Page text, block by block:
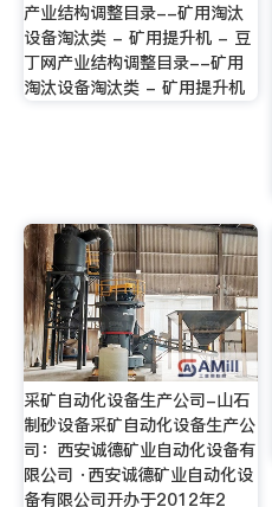
产业结构调整目录--矿用淘汰
设备淘汰类 - 矿用提升机 - 豆
丁网产业结构调整目录--矿用
淘汰设备淘汰类 - 矿用提升机
采矿自动化设备生产公司-山石
制砂设备采矿自动化设备生产公
司：西安诚德矿业自动化设备有
限公司 ·西安诚德矿业自动化设
备有限公司开办于2012年2